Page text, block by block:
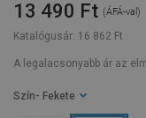
Katalógusár: 16 862 Ft
13 490 Ft (ÁFÁ-val)
A legalacsonyabb ár az
Szín - Fekete